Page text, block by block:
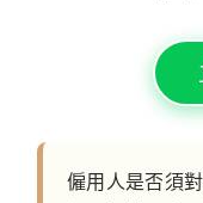
僱用人是否須